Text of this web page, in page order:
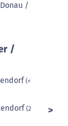
/
/
(<
(2